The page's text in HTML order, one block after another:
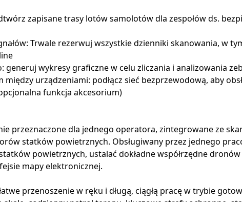
zapisane trasy lotów samolotów dla zespołów ds.
Trwale rezerwuj wszystkie dzienniki skanowania, w
generuj wykresy graficzne w celu zliczania i analizowania
urządzeniami: podłącz sieć bezprzewodową, aby
funkcja akcesorium)
przeznaczone dla jednego operatora, zintegrowane ze
statków powietrznych. Obsługiwany przez jednego
powietrznych, ustalać dokładne współrzędne
mapy elektronicznej.
przenoszenie w ręku i długą, ciągłą pracę w trybie